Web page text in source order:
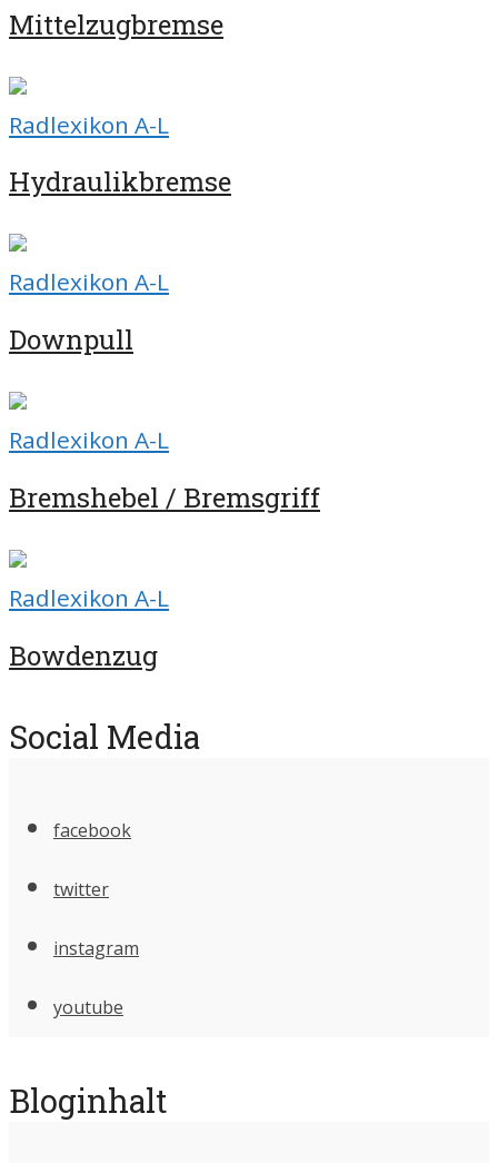
Mittelzugbremse
Radlexikon A-L
Hydraulikbremse
Radlexikon A-L
Downpull
Radlexikon A-L
Bremshebel / Bremsgriff
Radlexikon A-L
Bowdenzug
Social Media
facebook
twitter
instagram
youtube
Bloginhalt